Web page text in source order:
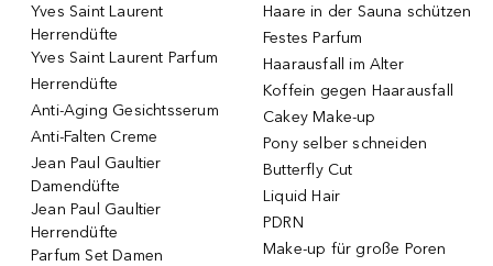
Yves Saint Laurent
Herrendüfte
Yves Saint Laurent Parfum
Herrendüfte
Anti-Aging Gesichtsserum
Anti-Falten Creme
Jean Paul Gaultier
Damendüfte
Jean Paul Gaultier
Herrendüfte
Parfum Set Damen
Haare in der Sauna schützen
Festes Parfum
Haarausfall im Alter
Koffein gegen Haarausfall
Cakey Make-up
Pony selber schneiden
Butterfly Cut
Liquid Hair
PDRN
Make-up für große Poren